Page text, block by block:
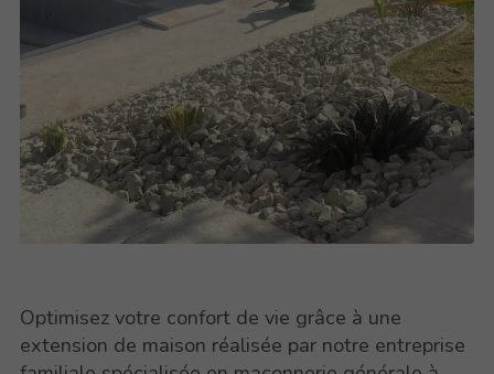
Optimisez votre confort de vie grâce à une
extension de maison réalisée par notre entreprise